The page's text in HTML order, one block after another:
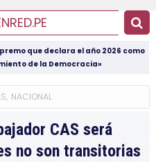
que declara el año 2026 como
de la Democracia»
, NACIONAL
CAS será
no son transitorias